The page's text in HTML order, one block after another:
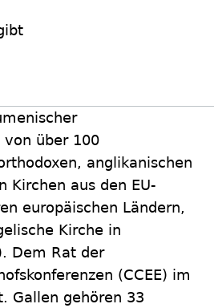
von über 100
anglikanischen
Kirchen aus den EU-
europäischen Ländern,
Kirche in
Dem Rat der
(CCEE) im
Gallen gehören 33